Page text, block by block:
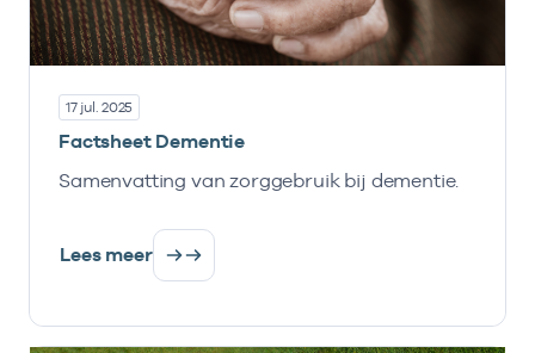
17 jul. 2025
Factsheet Dementie
Samenvatting van zorggebruik bij dementie.
Lees meer